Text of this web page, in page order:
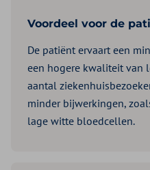
Voordeel voor de
De patiënt ervaart een
een hogere kwaliteit van
aantal
minder bijwerkingen,
lage witte bloedcellen.